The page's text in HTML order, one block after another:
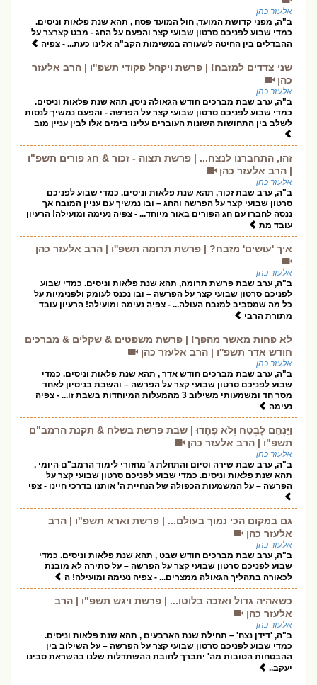
אלעזר כהן
ב"ה, מפני קדושת המועד, חול המועד פסח , תהא שנת פלאות וניסים.
כמדי שבוע לפניכם סרטון שבועי קצר והפעם על החג - מבט קצרצר על
ההבדלים בין החיטה לשעורה במשימות הקב"ה אלינו כעת... - צפיה
שני צדדים למזבח! | פרשת ויקהל פקודי תשפ"ו | הרב אלעזר
כהן
אלעזר כהן
ב"ה, ערב שבת מברכים חודש הגאולה ניסן, תהא שנת פלאות וניסים.
כמדי שבוע לפניכם סרטון שבועי קצר על הפרשה - והפעם נמשיך לנסות
לשלב בין התחושות השונות העוברים עלינו בימים אלו לבין עניין מזב
זהו, התחברנו לנצח... | פרשת תצוה - זכור & חג פורים תשפ"ו
| הרב אלעזר כהן
אלעזר כהן
ב"ה, ערב שבת זכור, תהא שנת פלאות וניסים. כמדי שבוע לפניכם
סרטון שבועי קצר על הפרשה והחג – ובו נמשיך עם עניין המזבח אך
ננסה לחברו עם חג הפורים באור מיוחד... - צפיה נעימה ומועילה! הרעיון
עובד מת
איך 'עושים' מזבח? | פרשת תרומה תשפ''ו | הרב אלעזר כהן
אלעזר כהן
ב"ה, ערב שבת פרשת תרומה, תהא שנת פלאות וניסים. כמדי שבוע
לפניכם סרטון שבועי קצר על הפרשה – ובו נכנס לעומק ולפנימיות על
כל מה שמסביב למזבח העולה... - צפיה נעימה ומועילה! הרעיון עובד
מתורת הרבי
לא פחות מאשר מהפך! | פרשת משפטים & שקלים & מברכים
חודש אדר תשפ''ו | הרב אלעזר כהן
אלעזר כהן
ב"ה, ערב שבת מברכים חודש אדר , תהא שנת פלאות וניסים. כמדי
שבוע לפניכם סרטון שבועי קצר על הפרשה – והשבת בניסיון לאחד
מסר חד ומשמעותי משילוב 3 מהמעלות המיוחדות בשבת זו... - צפיה
נעימה
וַיַּנְחֵם לָבֶטַח וְלֹא פָחָדוּ | שבת פרשת בשלח & תקנת הרמב"ם
תשפ"ו | הרב אלעזר כהן
אלעזר כהן
ב"ה, ערב שבת שירה וסיום והתחלת ג' מחזורי לימוד הרמב"ם היומי ,
תהא שנת פלאות וניסים. כמדי שבוע לפניכם סרטון שבועי קצר על
הפרשה – על המשמעות הכפולה של הנחיית ה' אותנו בדרכי חיינו - צפי
גם במקום הכי נמוך בעולם... | פרשת וארא תשפ"ו | הרב
אלעזר כהן
אלעזר כהן
ב"ה, ערב שבת מברכים חודש שבט , תהא שנת פלאות וניסים. כמדי
שבוע לפניכם סרטון שבועי קצר על הפרשה – על סתירה לא מובנת
לכאורה בתהליך הגאולה ממצרים... - צפיה נעימה ומועילה! ה
כשאהיה גדול ואזכה בלוטו... | פרשת ויגש תשפ"ו | הרב
אלעזר כהן
אלעזר כהן
ב"ה, 'דידן נצח' – תחילת שנת הארבעים , תהא שנת פלאות וניסים.
כמדי שבוע לפניכם סרטון שבועי קצר על הפרשה – על השילוב בין
ההבטחות הטובות מה' יתברך לחובת ההשתדלות שלנו בהשראת סבינו
יעקב..